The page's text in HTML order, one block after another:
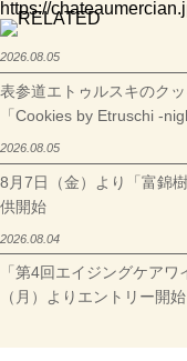
https://
2026.08.05
表参道エトゥルスキのク
「Cookies by Etruschi -
2026.08.05
8月7日（金）より「富錦
供開始
2026.08.04
「第4回エイジングケア
（月）よりエントリー開始